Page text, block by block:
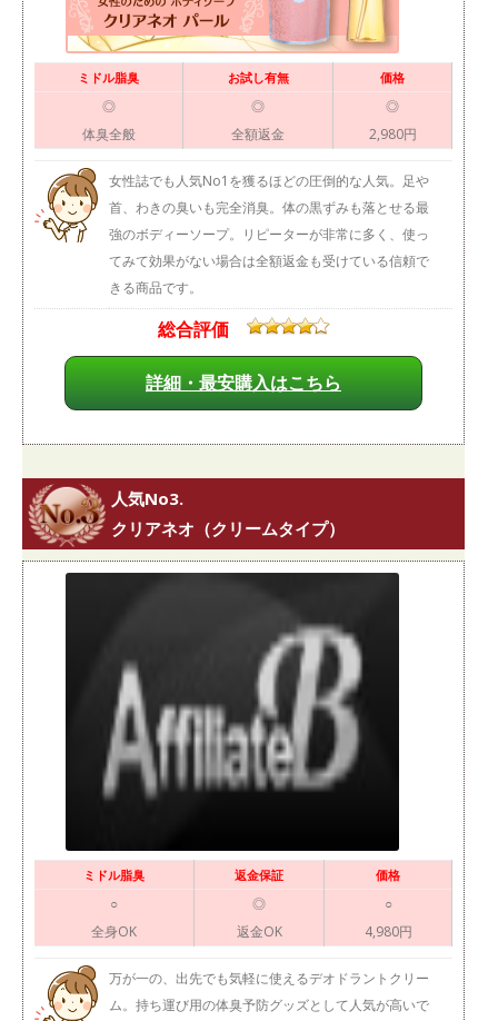
ミドル脂臭 お試し有無 価格
◎
体臭全般
◎
全額返金
◎
2,980円
女性誌でも人気No1を獲るほどの圧倒的な人気。足や
首、わきの臭いも完全消臭。体の黒ずみも落とせる最
強のボディーソープ。リピーターが非常に多く、使っ
てみて効果がない場合は全額返金も受けている信頼で
きる商品です。
総合評価
詳細・最安購入はこちら
人気No3.
クリアネオ（クリームタイプ）
ミドル脂臭 返金保証 価格
○
全身OK
◎
返金OK
○
4,980円
万が一の、出先でも気軽に使えるデオドラントクリー
ム。持ち運び用の体臭予防グッズとして人気が高いで